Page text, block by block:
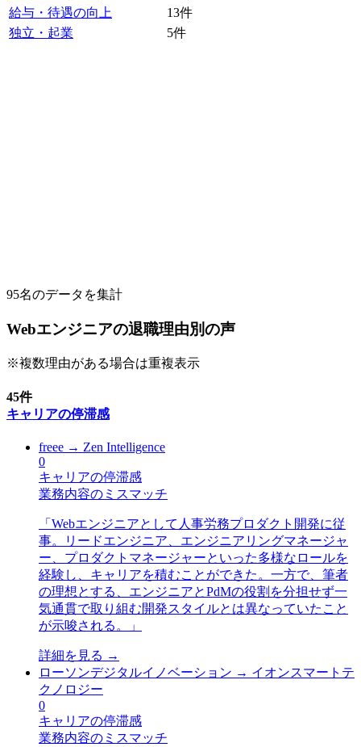
給与・待遇の向上
13件
独立・起業
5件
95名のデータを集計
Webエンジニアの退職理由別の声
※複数理由がある場合は重複表示
45件
キャリアの停滞感
freee → Zen Intelligence
0
キャリアの停滞感
業務内容のミスマッチ
「 Webエンジニアとして人事労務プロダクト開発に従
事。リードエンジニア、エンジニアリングマネージャ
ー、プロダクトマネージャーといった多様なロールを
経験し、キャリアを積むことができた。一方で、筆者
の理想とする、エンジニアとPdMの役割を分担せず一
気通貫で取り組む開発スタイルとは異なっていたこと
が示唆される。
」
詳細を見る →
ローソンデジタルイノベーション → イオンスマートテ
クノロジー
0
キャリアの停滞感
業務内容のミスマッチ